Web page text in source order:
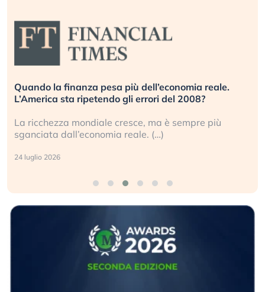
Quando la finanza pesa più dell’economia reale.
L’America sta ripetendo gli errori del 2008?
La ricchezza mondiale cresce, ma è sempre più
sganciata dall’economia reale. (…)
24 luglio 2026